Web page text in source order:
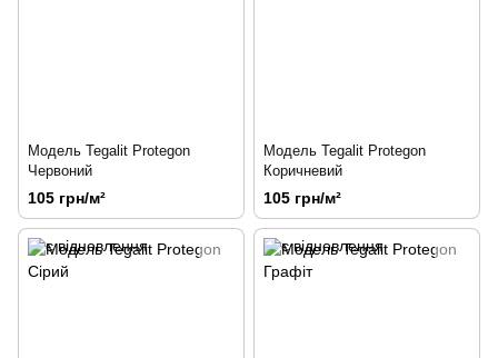
Модель Tegalit Protegon
Червоний
105 грн/м²
Модель Tegalit Protegon
Коричневий
105 грн/м²